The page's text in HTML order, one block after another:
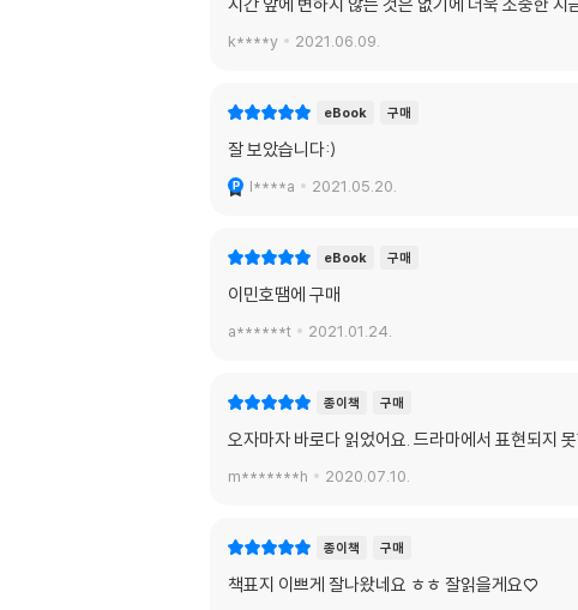
k****y 2021.06.09.
eBook 구매
잘 보았습니다:)
l****a 2021.05.20.
eBook 구매
이민호땜에 구매
a******t 2021.01.24.
종이책 구매
오자마자 바로다 읽었어요. 드라마에서 표현되지
m*******h 2020.07.10.
종이책 구매
책표지 이쁘게 잘나왔네요 ㅎㅎ 잘읽을게요♡